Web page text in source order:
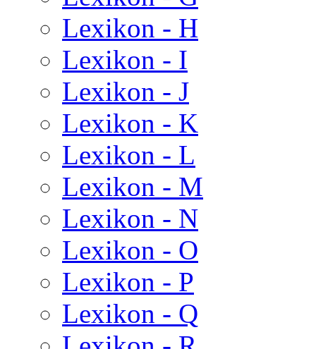
Lexikon - H
Lexikon - I
Lexikon - J
Lexikon - K
Lexikon - L
Lexikon - M
Lexikon - N
Lexikon - O
Lexikon - P
Lexikon - Q